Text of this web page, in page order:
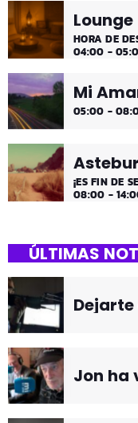
Lounge
HORA DE
04:00 -
Mi
05:00 -
¡ES FIN DE
08:00 -
ÚLTIMAS
Jon ha